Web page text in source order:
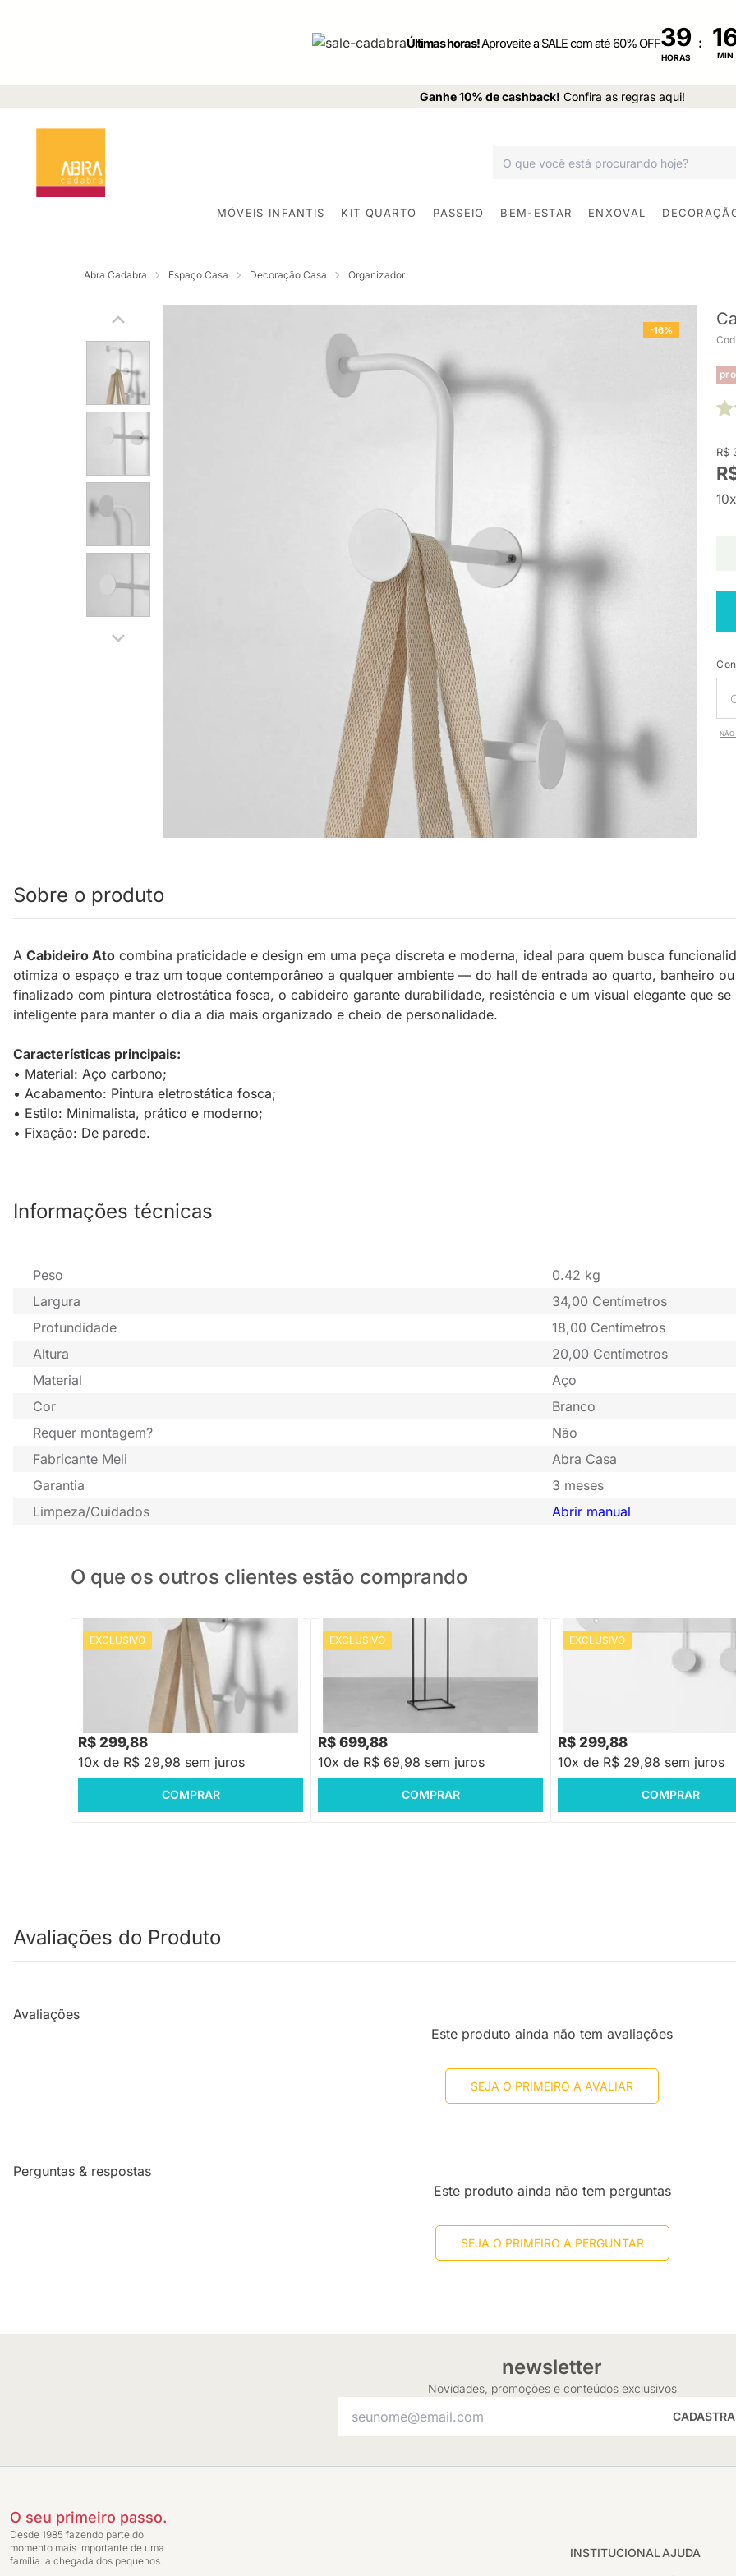
Últimas horas!Aproveite a SALE com até 60% OFF39
HORAS
:
MIN
Ganhe 10% de cashback! Confira as regras aqui!
MÓVEIS INFANTIS KIT QUARTO PASSEIO BEM-ESTAR ENXOVAL
Abra Cadabra Espaço Casa Decoração Casa Organizador
-16%
R$
NÃO
Sobre o produto
A Cabideiro Ato combina praticidade e design em uma peça discreta e moderna, ideal para quem busca
otimiza o espaço e traz um toque contemporâneo a qualquer ambiente — do hall de entrada ao quarto, banheiro
finalizado com pintura eletrostática fosca, o cabideiro garante durabilidade, resistência e um visual elegante que
inteligente para manter o dia a dia mais organizado e cheio de personalidade.
Características principais:
• Material: Aço carbono;
• Acabamento: Pintura eletrostática fosca;
• Estilo: Minimalista, prático e moderno;
• Fixação: De parede.
Informações técnicas
Peso
0.42 kg
Largura
34,00 Centímetros
Profundidade
18,00 Centímetros
Altura
20,00 Centímetros
Material
Aço
Cor
Branco
Requer montagem?
Não
Fabricante Meli
Abra Casa
Garantia
3 meses
Limpeza/Cuidados
Abrir manual
O que os outros clientes estão comprando
EXCLUSIVO PRONTA ENTREGA
Cabideiro Ato Branco - 20x18x34cm
-16% Economize R$ 60
R$ 299,88
10x de R$ 29,98 sem juros
COMPRAR
EXCLUSIVO
R$ 699,88
10x de R$ 69,98 sem juros
COMPRAR
EXCLUSIVO
Porta Chaves Ping Branco -
R$ 299,88
10x de R$ 29,98 sem juros
COMPRAR
Avaliações do Produto
Avaliações
Este produto ainda não tem avaliações
SEJA O PRIMEIRO A AVALIAR
Perguntas & respostas
Este produto ainda não tem perguntas
SEJA O PRIMEIRO A PERGUNTAR
newsletter
Novidades, promoções e conteúdos exclusivos
O seu primeiro passo.
Desde 1985 fazendo parte do
momento mais importante de uma
família: a chegada dos pequenos.
INSTITUCIONAL AJUDA